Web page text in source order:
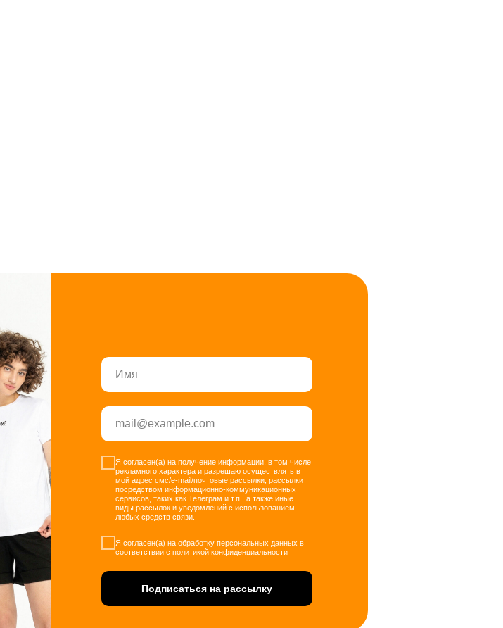
Я согласен(а) на получение информации, в том числе
рекламного характера и разрешаю осуществлять в
мой адрес смс/e-mail/почтовые рассылки, рассылки
посредством информационно-коммуникационных
сервисов, таких как Телеграм и т.п., а также иные
виды рассылок и уведомлений с использованием
любых средств связи.
Я согласен(а) на обработку персональных данных в
соответствии с политикой конфиденциальности
Подписаться на рассылку